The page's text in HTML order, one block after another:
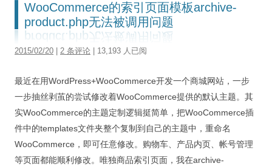
博客首页
SEO
视觉/交互设计
杂项研究
WooCommerce的索引页面模板archive-
product.php无法被调用问题
2015/02/20 2 条评论 | 13,193 人已阅
最近在用WordPress+WooCommerce开发一个商城网站，一步
一步抽丝剥茧的尝试修改着WooCommerce提供的默认主题。其
实WooCommerce的主题定制逻辑挺简单，把WooCommerce插
件中的templates文件夹整个复制到自己的主题中，重命名
WooCommerce，即可任意修改。购物车、产品内页、帐号管理
等页面都能顺利修改。唯独商品索引页面，我在archive-